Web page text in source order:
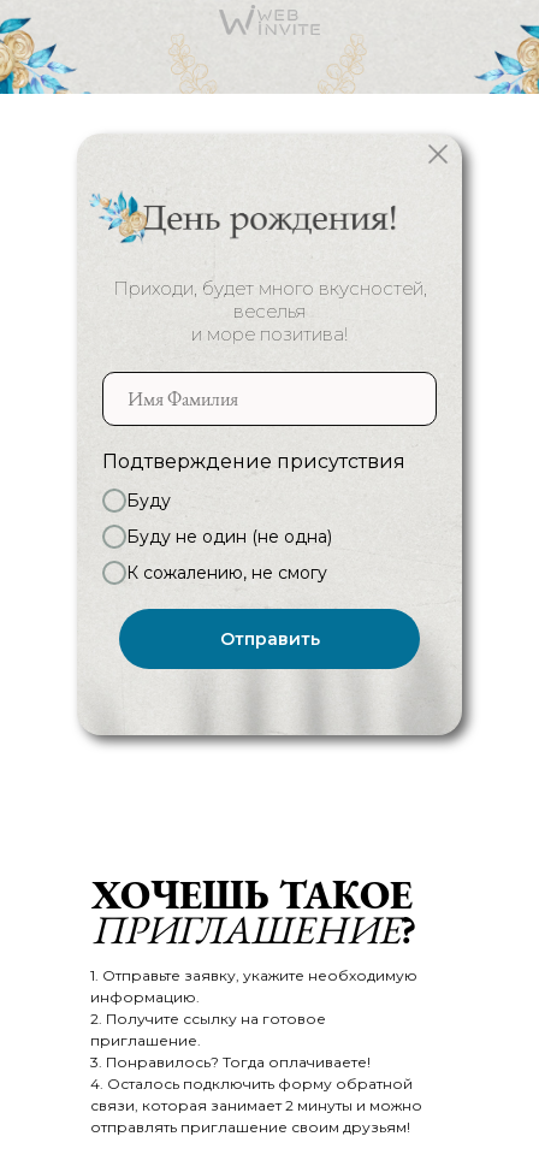
Подтверждение присутствия
Буду
Буду не один (не одна)
К сожалению, не смогу
Отправить
Приходи, будет много вкусностей,
веселья
и море позитива!
1. Отправьте заявку, укажите необходимую
информацию.
2. Получите ссылку на готовое
приглашение.
3. Понравилось? Тогда оплачиваете!
4. Осталось подключить форму обратной
связи, которая занимает 2 минуты и можно
отправлять приглашение своим друзьям!
ХОЧЕШЬ ТАКОЕ
ПРИГЛАШЕНИЕ?